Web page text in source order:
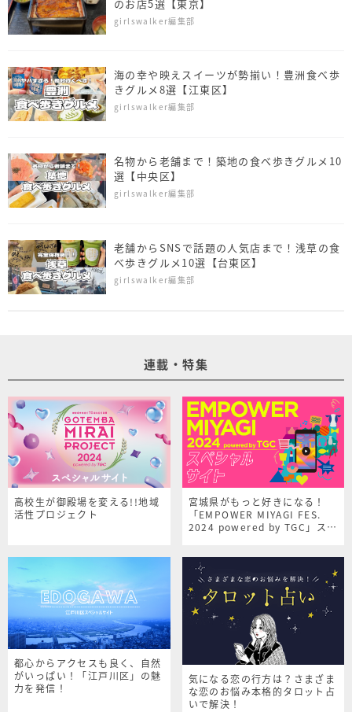
のお店5選【東京】
girlswalker編集部
海の幸や映えスイーツが勢揃い！豊洲食べ歩
きグルメ8選【江東区】
girlswalker編集部
名物から老舗まで！築地の食べ歩きグルメ10
選【中央区】
girlswalker編集部
老舗からSNSで話題の人気店まで！浅草の食
べ歩きグルメ10選【台東区】
girlswalker編集部
連載・特集
高校生が御殿場を変える!!地域
活性プロジェクト
宮城県がもっと好きになる！
「EMPOWER MIYAGI FES.
2024 powered by TGC」スペ
都心からアクセスも良く、自然
がいっぱい！「江戸川区」の魅
力を発信！
気になる恋の行方は？さまざま
な恋のお悩み本格的タロット占
いで解決！